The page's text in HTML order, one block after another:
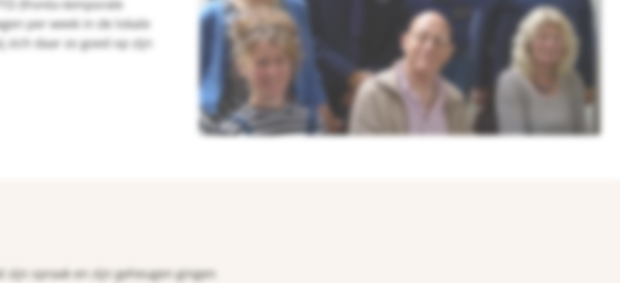
(fronto-temporale
per week in de lokale
daar zo goed op zijn
zijn spraak en zijn geheugen gingen